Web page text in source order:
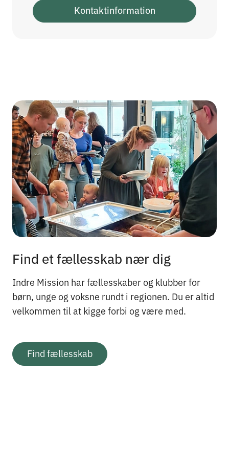
Kontaktinformation
Find et fællesskab nær dig
Indre Mission har fællesskaber og klubber for
børn, unge og voksne rundt i regionen. Du er altid
velkommen til at kigge forbi og være med.
Find fællesskab